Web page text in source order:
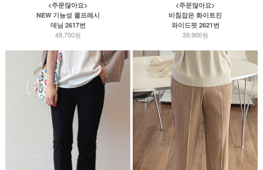
<주문많아요>
NEW 기능성 쿨프레시
데님 2617번
49,700원
<주문많아요>
비침잡은 화이트진
와이드핏 2621번
39,900원